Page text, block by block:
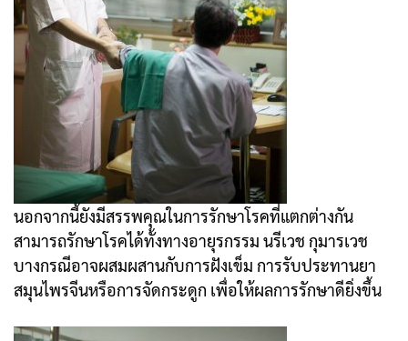
นอกจากนี้ยังมีสรรพคุณในการรักษาโรคที่แตกต่างกัน
สามารถรักษาโรคได้ทั้งทางอายุรกรรม นรีเวช กุมารเวช
บางกรณีอาจผสมผสานกับการฝังเข็ม การรับประทานยา
สมุนไพรจีนหรือการจัดกระดูก เพื่อให้ผลการรักษาดียิ่งขึ้น